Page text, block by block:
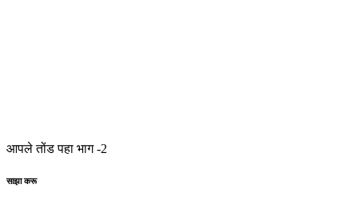
आपले तोंड पहा भाग -2
साझा करू